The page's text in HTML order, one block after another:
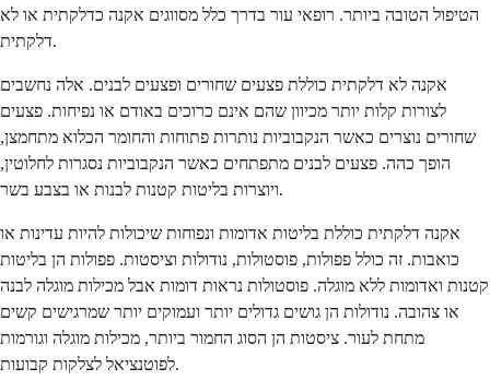
הטיפול הטובה ביותר. רופאי עור בדרך כלל מסווגים אקנה כדלקתית או לא
דלקתית.
אקנה לא דלקתית כוללת פצעים שחורים ופצעים לבנים. אלה נחשבים
לצורות קלות יותר מכיוון שהם אינם כרוכים באודם או נפיחות. פצעים
שחורים נוצרים כאשר הנקבוביות נותרות פתוחות והחומר הכלוא מתחמצן,
הופך כהה. פצעים לבנים מתפתחים כאשר הנקבוביות נסגרות לחלוטין,
ויוצרות בליטות קטנות לבנות או בצבע בשר.
אקנה דלקתית כוללת בליטות אדומות ונפוחות שיכולות להיות עדינות או
כואבות. זה כולל פפולות, פוסטולות, נודולות וציסטות. פפולות הן בליטות
קטנות ואדומות ללא מוגלה. פוסטולות נראות דומות אבל מכילות מוגלה לבנה
או צהובה. נודולות הן גושים גדולים יותר ועמוקים יותר שמרגישים קשים
מתחת לעור. ציסטות הן הסוג החמור ביותר, מכילות מוגלה וגורמות
לפוטנציאל לצלקות קבועות.